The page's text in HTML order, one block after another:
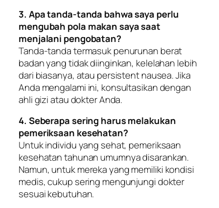
3. Apa tanda-tanda bahwa saya perlu
mengubah pola makan saya saat
menjalani pengobatan?
Tanda-tanda termasuk penurunan berat
badan yang tidak diinginkan, kelelahan lebih
dari biasanya, atau persistent nausea. Jika
Anda mengalami ini, konsultasikan dengan
ahli gizi atau dokter Anda.
4. Seberapa sering harus melakukan
pemeriksaan kesehatan?
Untuk individu yang sehat, pemeriksaan
kesehatan tahunan umumnya disarankan.
Namun, untuk mereka yang memiliki kondisi
medis, cukup sering mengunjungi dokter
sesuai kebutuhan.